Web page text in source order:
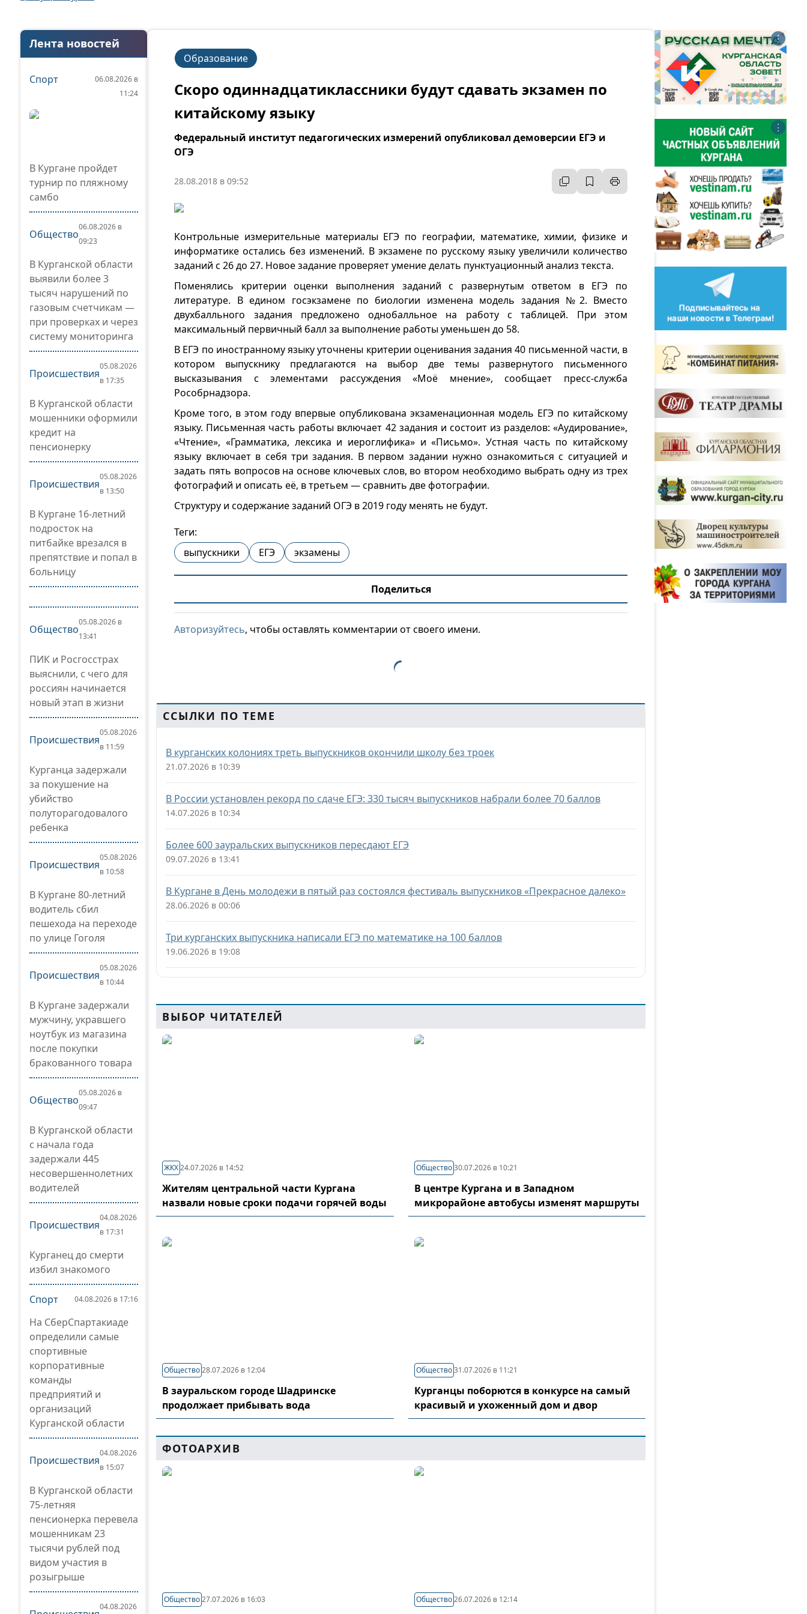
Лента новостей
Спорт
06.08.2026 в
11:24
В Кургане пройдет
турнир по пляжному
самбо
Общество
06.08.2026 в
09:23
В Курганской области
выявили более 3
тысяч нарушений по
газовым счетчикам —
при проверках и через
систему мониторинга
Происшествия
05.08.2026
в 17:35
В Курганской области
мошенники оформили
кредит на
пенсионерку
Происшествия
05.08.2026
в 13:50
В Кургане 16-летний
подросток на
питбайке врезался в
препятствие и попал в
больницу
Общество
05.08.2026 в
13:41
ПИК и Росгосстрах
выяснили, с чего для
россиян начинается
новый этап в жизни
Происшествия
05.08.2026
в 11:59
Курганца задержали
за покушение на
убийство
полуторагодовалого
ребенка
Происшествия
05.08.2026
в 10:58
В Кургане 80-летний
водитель сбил
пешехода на переходе
по улице Гоголя
Происшествия
05.08.2026
в 10:44
В Кургане задержали
мужчину, укравшего
ноутбук из магазина
после покупки
бракованного товара
Общество
05.08.2026 в
09:47
В Курганской области
с начала года
задержали 445
несовершеннолетних
водителей
Происшествия
04.08.2026
в 17:31
Курганец до смерти
избил знакомого
Спорт 04.08.2026 в 17:16
На СберСпартакиаде
определили самые
спортивные
корпоративные
команды
предприятий и
организаций
Курганской области
Происшествия
04.08.2026
в 15:07
В Курганской области
75-летняя
пенсионерка перевела
мошенникам 23
тысячи рублей под
видом участия в
розыгрыше
04.08.2026
Образование
Скоро одиннадцатиклассники будут сдавать экзамен по
китайскому языку
Федеральный институт педагогических измерений опубликовал демоверсии ЕГЭ и
ОГЭ
28.08.2018 в 09:52
Контрольные измерительные материалы ЕГЭ по географии, математике, химии, физике и
информатике остались без изменений. В экзамене по русскому языку увеличили количество
заданий с 26 до 27. Новое задание проверяет умение делать пунктуационный анализ текста.
Поменялись критерии оценки выполнения заданий с развернутым ответом в ЕГЭ по
литературе. В едином госэкзамене по биологии изменена модель задания №2. Вместо
двухбалльного задания предложено однобалльное на работу с таблицей. При этом
максимальный первичный балл за выполнение работы уменьшен до 58.
В ЕГЭ по иностранному языку уточнены критерии оценивания задания 40 письменной части, в
котором выпускнику предлагаются на выбор две темы развернутого письменного
высказывания с элементами рассуждения «Моё мнение», сообщает пресс-служба
Рособрнадзора.
Кроме того, в этом году впервые опубликована экзаменационная модель ЕГЭ по китайскому
языку. Письменная часть работы включает 42 задания и состоит из разделов: «Аудирование»,
«Чтение», «Грамматика, лексика и иероглифика» и «Письмо». Устная часть по китайскому
языку включает в себя три задания. В первом задании нужно ознакомиться с ситуацией и
задать пять вопросов на основе ключевых слов, во втором необходимо выбрать одну из трех
фотографий и описать её, в третьем — сравнить две фотографии.
Структуру и содержание заданий ОГЭ в 2019 году менять не будут.
Теги:
выпускники
ЕГЭ экзамены
Поделиться
Авторизуйтесь, чтобы оставлять комментарии от своего имени.
ССЫЛКИ ПО ТЕМЕ
В курганских колониях треть выпускников окончили школу без троек
21.07.2026 в 10:39
В России установлен рекорд по сдаче ЕГЭ: 330 тысяч выпускников набрали более 70 баллов
14.07.2026 в 10:34
Более 600 зауральских выпускников пересдают ЕГЭ
09.07.2026 в 13:41
В Кургане в День молодежи в пятый раз состоялся фестиваль выпускников «Прекрасное далеко»
28.06.2026 в 00:06
Три курганских выпускника написали ЕГЭ по математике на 100 баллов
19.06.2026 в 19:08
ВЫБОР ЧИТАТЕЛЕЙ
ЖКХ24.07.2026 в 14:52
Жителям центральной части Кургана
назвали новые сроки подачи горячей воды
Общество 30.07.2026 в 10:21
В центре Кургана и в Западном
микрорайоне автобусы изменят маршруты
Общество28.07.2026 в 12:04
В зауральском городе Шадринске
продолжает прибывать вода
Общество 31.07.2026 в 11:21
Курганцы поборются в конкурсе на самый
красивый и ухоженный дом и двор
ФОТОАРХИВ
Общество27.07.2026 в 16:03 Общество 26.07.2026 в 12:14
⋮
⋮